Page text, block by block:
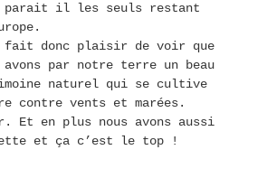
parait il les seuls restant
fait donc plaisir de voir que
avons par notre terre un beau
naturel qui se cultive
contre vents et marées.
Et en plus nous avons aussi
et ça c’est le top !